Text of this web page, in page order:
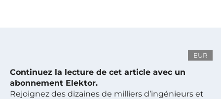
EUR
Continuez la lecture de cet article avec un
abonnement Elektor.
Rejoignez des dizaines de milliers d’ingénieurs et